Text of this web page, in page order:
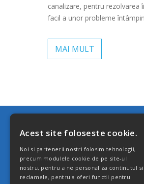
canalizare, pentru rezolvarea
facil a unor probleme
MAI MULT
CERE OFERTĂ
COMUNITATE
TERMENI ȘI CONDIȚII
Acest site foloseste cookie.
Noi si partenerii nostri folosim tehnologii,
precum modulele cookie de pe site-ul
nostru, pentru a ne personaliza continutul si
reclamele, pentru a oferi functii pentru